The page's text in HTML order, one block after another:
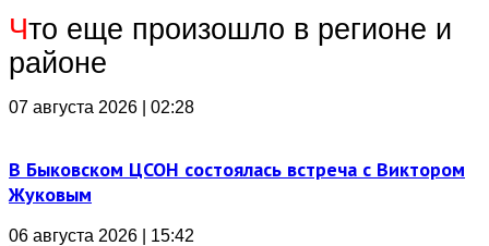
Что еще произошло в регионе и
районе
07 августа 2026 | 02:28
В Быковском ЦСОН состоялась встреча с Виктором
Жуковым
06 августа 2026 | 15:42